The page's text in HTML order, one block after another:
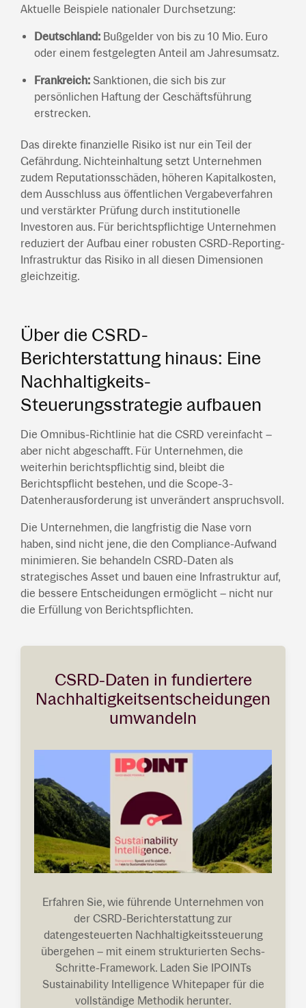
Aktuelle Beispiele nationaler Durchsetzung:
Deutschland: Bußgelder von bis zu 10 Mio. Euro
oder einem festgelegten Anteil am Jahresumsatz.
Frankreich: Sanktionen, die sich bis zur
persönlichen Haftung der Geschäftsführung
erstrecken.
Das direkte finanzielle Risiko ist nur ein Teil der
Gefährdung. Nichteinhaltung setzt Unternehmen
zudem Reputationsschäden, höheren Kapitalkosten,
dem Ausschluss aus öffentlichen Vergabeverfahren
und verstärkter Prüfung durch institutionelle
Investoren aus. Für berichtspflichtige Unternehmen
reduziert der Aufbau einer robusten CSRD-Reporting-
Infrastruktur das Risiko in all diesen Dimensionen
gleichzeitig.
Über die CSRD-
Berichterstattung hinaus: Eine
Nachhaltigkeits-
Steuerungsstrategie aufbauen
Die Omnibus-Richtlinie hat die CSRD vereinfacht –
aber nicht abgeschafft. Für Unternehmen, die
weiterhin berichtspflichtig sind, bleibt die
Berichtspflicht bestehen, und die Scope-3-
Datenherausforderung ist unverändert anspruchsvoll.
Die Unternehmen, die langfristig die Nase vorn
haben, sind nicht jene, die den Compliance-Aufwand
minimieren. Sie behandeln CSRD-Daten als
strategisches Asset und bauen eine Infrastruktur auf,
die bessere Entscheidungen ermöglicht – nicht nur
die Erfüllung von Berichtspflichten.
CSRD-Daten in fundiertere
Nachhaltigkeitsentscheidungen
umwandeln
Erfahren Sie, wie führende Unternehmen von
der CSRD-Berichterstattung zur
datengesteuerten Nachhaltigkeitssteuerung
übergehen – mit einem strukturierten Sechs-
Schritte-Framework. Laden Sie IPOINTs
Sustainability Intelligence Whitepaper für die
vollständige Methodik herunter.